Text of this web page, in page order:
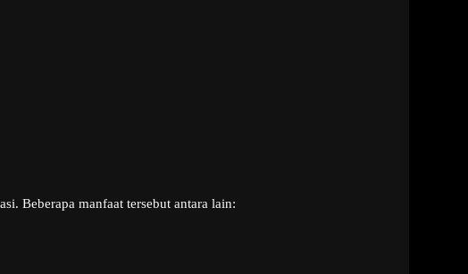
Beberapa manfaat tersebut antara lain: